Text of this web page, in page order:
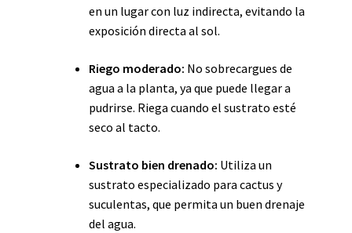
en un lugar con luz indirecta, evitando la
exposición directa al sol.
Riego moderado: No sobrecargues de
agua a la planta, ya que puede llegar a
pudrirse. Riega cuando el sustrato esté
seco al tacto.
Sustrato bien drenado: Utiliza un
sustrato especializado para cactus y
suculentas, que permita un buen drenaje
del agua.